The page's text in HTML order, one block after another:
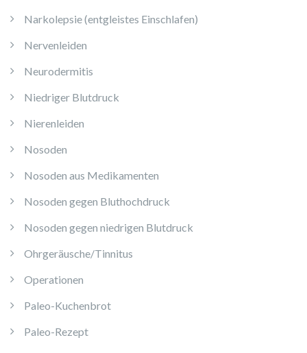
Narkolepsie (entgleistes Einschlafen)
Nervenleiden
Neurodermitis
Niedriger Blutdruck
Nierenleiden
Nosoden
Nosoden aus Medikamenten
Nosoden gegen Bluthochdruck
Nosoden gegen niedrigen Blutdruck
Ohrgeräusche/Tinnitus
Operationen
Paleo-Kuchenbrot
Paleo-Rezept